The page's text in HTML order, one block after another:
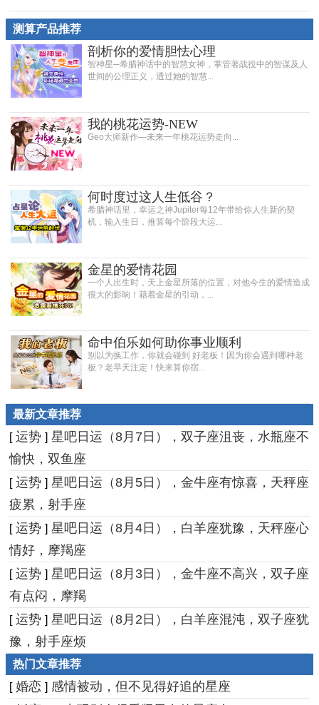
测算产品推荐
剖析你的爱情胆怯心理
智神星─希腊神话中的智慧女神，掌管著战役中的智谋及人
世间的公理正义，透过她的智慧...
我的桃花运势-NEW
Geo大师新作—未来一年桃花运势走向...
何时度过这人生低谷？
希腊神话里，幸运之神Jupiter每12年带给你人生新的契
机，输入生日，推算每个阶段大运...
金星的爱情花园
一个人出生时，天上金星所落的位置，对他今生的爱情造成
很大的影响！藉着金星的引动，...
命中伯乐如何助你事业顺利
别以为换工作，你就会碰到 好老板！因为你会遇到哪种老
板？老早天注定！快来算你宿...
最新文章推荐
[ 运势 ] 星吧日运（8月7日），双子座沮丧，水瓶座不
愉快，双鱼座
[ 运势 ] 星吧日运（8月5日），金牛座有惊喜，天秤座
疲累，射手座
[ 运势 ] 星吧日运（8月4日），白羊座犹豫，天秤座心
情好，摩羯座
[ 运势 ] 星吧日运（8月3日），金牛座不高兴，双子座
有点闷，摩羯
[ 运势 ] 星吧日运（8月2日），白羊座混沌，双子座犹
豫，射手座烦
热门文章推荐
[ 婚恋 ] 感情被动，但不见得好追的星座